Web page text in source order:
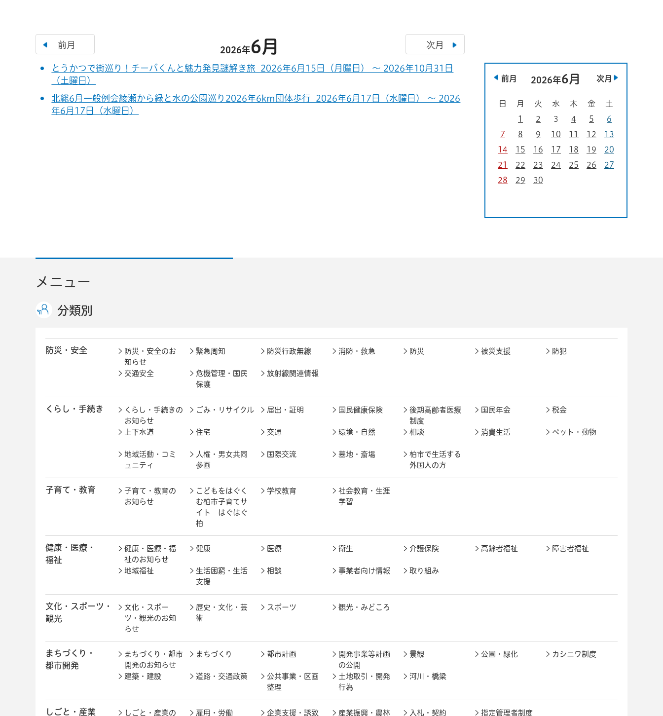
前月 2026年6月 次月
日 月 火 水 木 金
土
1
2 3 4 5
6
7
8 9 10 11 12
13
14
15 16 17 18 19
20
21
22 23 24 25 26
27
28
29 30
前月
2026年6月 次月
とうかつで街巡り！チーバくんと魅力発見謎解き旅 2026年6月15日（月曜日） ～ 2026年10月31日
（土曜日）
北総6月一般例会綾瀬から緑と水の公園巡り2026年6km団体歩行 2026年6月17日（水曜日） ～ 2026
年6月17日（水曜日）
メニュー
分類別
防災・安全
防災・安全のお
知らせ
緊急周知 防災行政無線 消防・救急 防災 被災支援 防犯
交通安全
危機管理・国民
保護
放射線関連情報
くらし・手続き
くらし・手続きの
お知らせ
ごみ・リサイクル 届出・証明 国民健康保険
後期高齢者医療
制度
国民年金 税金
上下水道 住宅 交通 環境・自然 相談 消費生活 ペット・動物
地域活動・コミ
ュニティ
人権・男女共同
参画
国際交流 墓地・斎場
柏市で生活する
外国人の方
子育て・教育
子育て・教育の
お知らせ
こどもをはぐく
む柏市子育てサ
イト はぐはぐ
柏
学校教育
社会教育・生涯
学習
健康・医療・
福祉
健康・医療・福
祉のお知らせ
健康 医療 衛生 介護保険 高齢者福祉 障害者福祉
地域福祉
生活困窮・生活
支援
相談 事業者向け情報 取り組み
文化・スポーツ・
観光
文化・スポー
ツ・観光のお知
らせ
歴史・文化・芸
術
スポーツ 観光・みどころ
まちづくり・
都市開発
まちづくり・都市
開発のお知らせ
まちづくり 都市計画
開発事業等計画
の公開
景観 公園・緑化 カシニワ制度
建築・建設 道路・交通政策
公共事業・区画
整理
土地取引・開発
行為
河川・橋梁
しごと・産業 しごと・産業の 雇用・労働 企業支援・誘致 産業振興・農林 入札・契約 指定管理者制度